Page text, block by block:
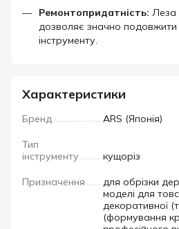
Ремонтопридатність: Леза
дозволяє значно подовжити
інструменту.
Характеристики
Бренд ARS (Японія)
Тип
інструменту
кущоріз
Призначення
для обрізки
моделі для
декоративної
(формування